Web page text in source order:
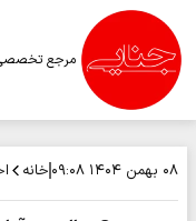
مرجع
۰۸ بهمن ۱۴۰۴ ۰۹:۰۸ خانه